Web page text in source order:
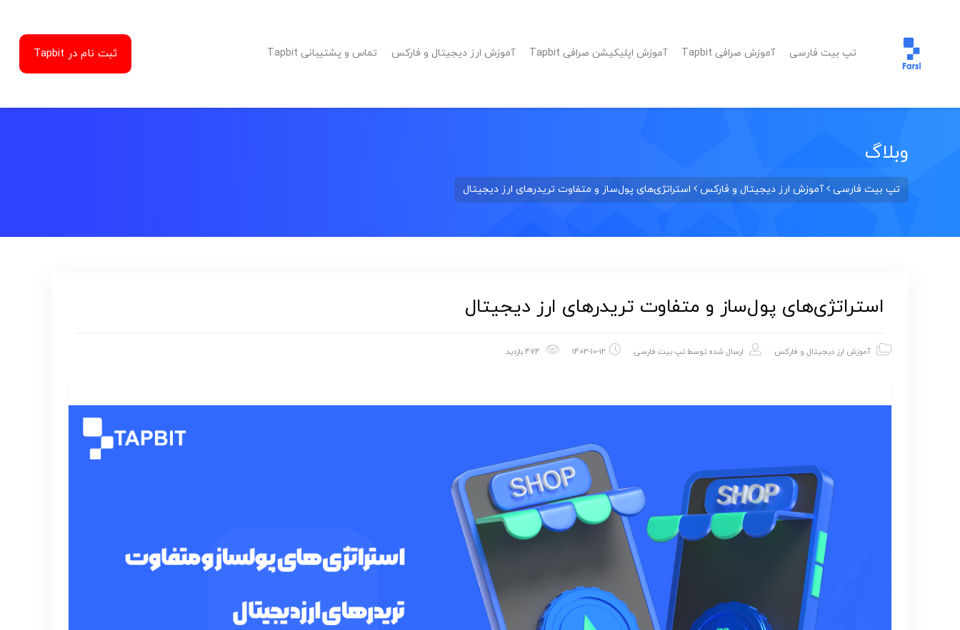
تپ بیت فارسی آموزش صرافی Tapbit آموزش اپلیکیشن صرافی Tapbit آموزش ارز دیجیتال و فارکس تماس و پشتیبانی Tapbit ثبت نام در Tapbit
وبلاگ
تپ بیت فارسی آموزش ارز دیجیتال و فارکس استراتژی‌های پول‌ساز و متفاوت تریدرهای ارز دیجیتال
استراتژی‌های پول‌ساز و متفاوت تریدرهای ارز دیجیتال
آموزش ارز دیجیتال و فارکس ارسال شده توسطتپ بیت فارسی 1403-10-12